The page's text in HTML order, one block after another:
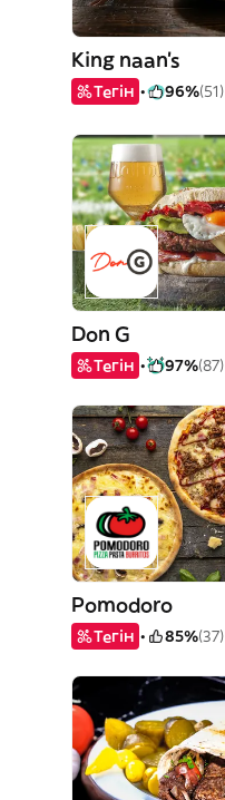
King naan’s
Тегін 96%(51)
Don G
Тегін 97%(87)
Pomodoro
Тегін 85%(37)